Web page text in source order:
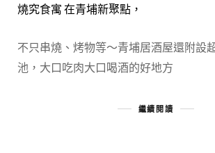
燒究食寓 在青埔新聚點，
不只串燒、烤物等～青埔居酒屋還附設
池，大口吃肉大口喝酒的好地方
繼續閱讀